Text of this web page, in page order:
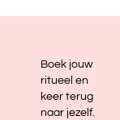
Boek jouw
ritueel en
keer terug
naar jezelf.